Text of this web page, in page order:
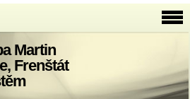
Martin
Frenštát